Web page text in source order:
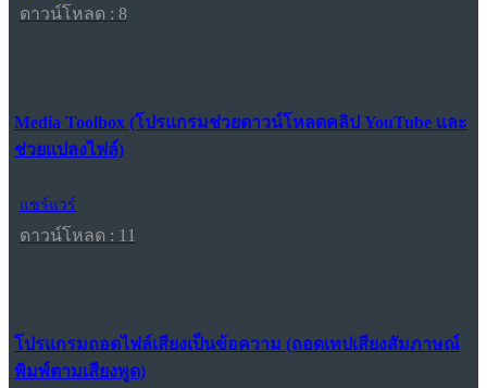
ดาวน์โหลด : 8
Media Toolbox (โปรแกรมช่วยดาวน์โหลดคลิป YouTube และ
ช่วยแปลงไฟล์)
แชร์แวร์
ดาวน์โหลด : 11
โปรแกรมถอดไฟล์เสียงเป็นข้อความ (ถอดเทปเสียงสัมภาษณ์
พิมพ์ตามเสียงพูด)